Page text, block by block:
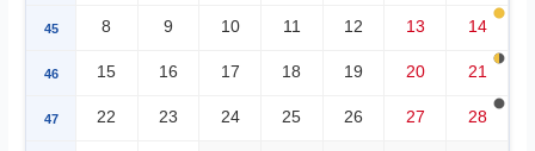
45 8 9 10 11 12 13 14
46 15 16 17 18 19 20 21
47 22 23 24 25 26 27 28